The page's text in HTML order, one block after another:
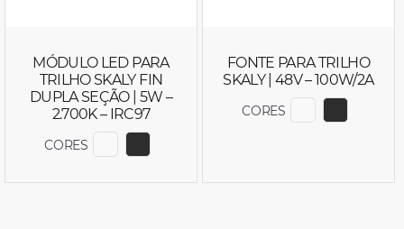
MÓDULO LED PARA
TRILHO SKALY FIN
DUPLA SEÇÃO | 5W –
2.700K – IRC97
CORES EXIBIR COR 6743
EXIBIR COR 6744
FONTE PARA TRILHO
SKALY | 48V – 100W/2A
CORES EXIBIR COR
EXIBIR